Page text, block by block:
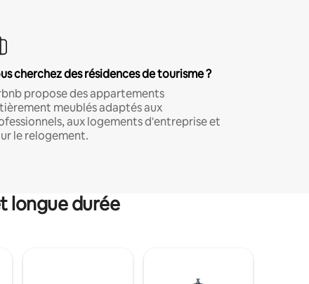
cherchez des résidences de tourisme ?
propose des appartements
meublés adaptés aux
aux logements d'entreprise et
le relogement.
longue durée